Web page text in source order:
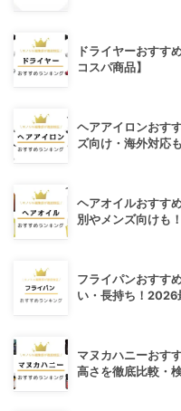
ドライヤーおすす
コスパ商品】
ヘアアイロンおす
ズ向け・海外対応
ヘアオイルおすす
別やメンズ向けも！
フライパンおすす
い・長持ち！2026
マヌカハニーおす
高さを徹底比較・